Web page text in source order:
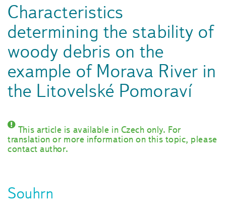
Characteristics
determining the stability of
woody debris on the
example of Morava River in
the Litovelské Pomoraví
This article is available in Czech only. For
translation or more information on this topic, please
contact author.
Souhrn